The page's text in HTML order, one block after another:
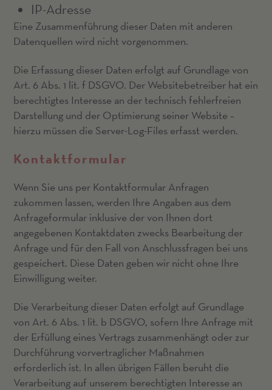
IP-Adresse
Eine Zusammenführung dieser Daten mit anderen
Datenquellen wird nicht vorgenommen.
Die Erfassung dieser Daten erfolgt auf Grundlage von
Art. 6 Abs. 1 lit. f DSGVO. Der Websitebetreiber hat ein
berechtigtes Interesse an der technisch fehlerfreien
Darstellung und der Optimierung seiner Website –
hierzu müssen die Server-Log-Files erfasst werden.
Kontaktformular
Wenn Sie uns per Kontaktformular Anfragen
zukommen lassen, werden Ihre Angaben aus dem
Anfrageformular inklusive der von Ihnen dort
angegebenen Kontaktdaten zwecks Bearbeitung der
Anfrage und für den Fall von Anschlussfragen bei uns
gespeichert. Diese Daten geben wir nicht ohne Ihre
Einwilligung weiter.
Die Verarbeitung dieser Daten erfolgt auf Grundlage
von Art. 6 Abs. 1 lit. b DSGVO, sofern Ihre Anfrage mit
der Erfüllung eines Vertrags zusammenhängt oder zur
Durchführung vorvertraglicher Maßnahmen
erforderlich ist. In allen übrigen Fällen beruht die
Verarbeitung auf unserem berechtigten Interesse an